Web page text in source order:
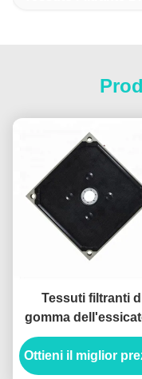
Tessuti filtranti
gomma
800 x 800
alta pressione
Ottieni il miglior